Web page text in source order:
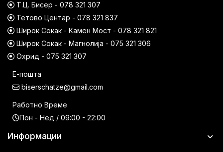
Т.Ц. Бисер - 078 321 307
Тетово Центар - 078 321 837
Широк Сокак - Камен Мост - 078 321 821
Широк Сокак - Магнолија - 075 321 306
Охрид - 075 321 307
Е-пошта
biserschatze@gmail.com
Работно Време
Пон - Нед / 09:00 - 22:00
Информации